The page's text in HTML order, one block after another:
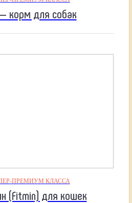
корм для собак
ПРЕМИУМ КЛАССА
(Fitmin) для кошек